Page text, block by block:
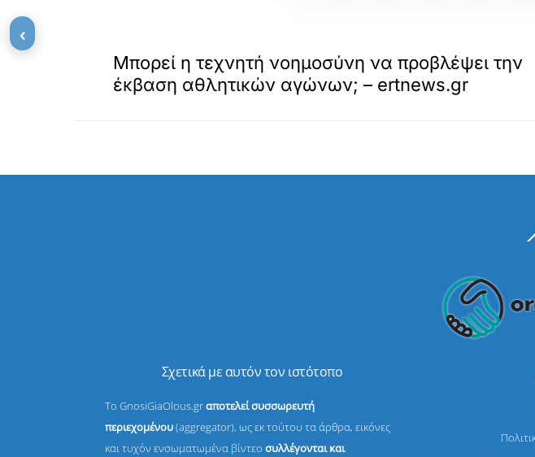
Μπορεί η τεχνητή νοημοσύνη να προβλέψει την
έκβαση αθλητικών αγώνων; – ertnews.gr
Σχετικά με αυτόν τον ιστότοπο
Το GnosiGiaOlous.grαποτελεί συσσωρευτή
περιεχομένου(aggregator), ως εκ τούτου τα άρθρα, εικόνες
και τυχόν ενσωματωμένα βίντεοσυλλέγονται και
‹